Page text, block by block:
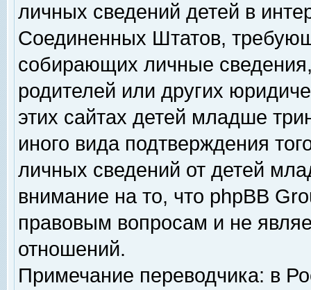
личных сведений детей в
Соединенных Штатов,
собирающих личные
родителей или других
этих сайтах детей младше
иного вида подтверждения
личных сведений от детей
внимание на то, что phpBB
правовым вопросам и не
отношений.
Примечание переводчика: в